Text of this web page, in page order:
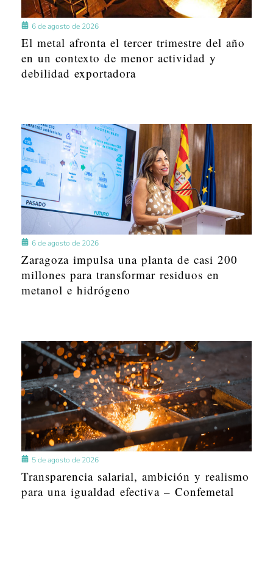
6 de agosto de 2026
El metal afronta el tercer trimestre del año
en un contexto de menor actividad y
debilidad exportadora
6 de agosto de 2026
Zaragoza impulsa una planta de casi 200
millones para transformar residuos en
metanol e hidrógeno
5 de agosto de 2026
Transparencia salarial, ambición y realismo
para una igualdad efectiva – Confemetal